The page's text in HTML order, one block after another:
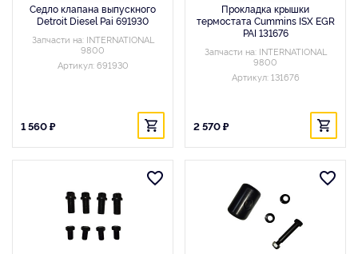
Седло клапана выпускного
Detroit Diesel Pai 691930
Запчасти на: INTERNATIONAL
9800
Артикул: 691930
1 560 ₽
Прокладка крышки
термостата Cummins ISX EGR
PAI 131676
Запчасти на: INTERNATIONAL
9800
Артикул: 131676
2 570 ₽